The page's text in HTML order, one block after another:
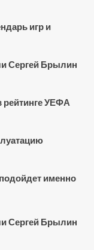
игр и
Сергей Брылин
рейтинге УЕФА
именно
Сергей Брылин